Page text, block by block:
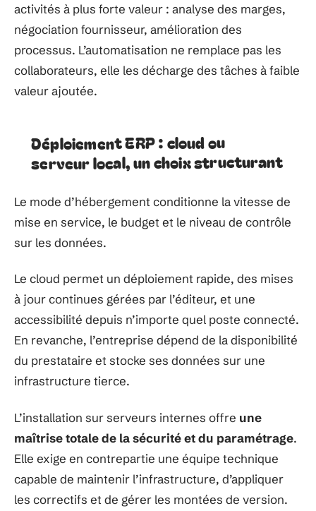
activités à plus forte valeur : analyse des marges,
négociation fournisseur, amélioration des
processus. L’automatisation ne remplace pas les
collaborateurs, elle les décharge des tâches à faible
valeur ajoutée.
Déploiement ERP : cloud ou
serveur local, un choix structurant
Le mode d’hébergement conditionne la vitesse de
mise en service, le budget et le niveau de contrôle
sur les données.
Le cloud permet un déploiement rapide, des mises
à jour continues gérées par l’éditeur, et une
accessibilité depuis n’importe quel poste connecté.
En revanche, l’entreprise dépend de la disponibilité
du prestataire et stocke ses données sur une
infrastructure tierce.
L’installation sur serveurs internes offre une
maîtrise totale de la sécurité et du paramétrage.
Elle exige en contrepartie une équipe technique
capable de maintenir l’infrastructure, d’appliquer
les correctifs et de gérer les montées de version.